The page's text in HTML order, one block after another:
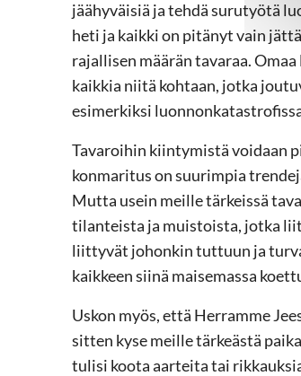
jäähyväisiä ja tehdä surutyötä
heti ja kaikki on pitänyt vain
rajallisen määrän tavaraa.
kaikkia niitä kohtaan, jotka
esimerkiksi
Tavaroihin kiintymistä voidaan
konmaritus on suurimpia
Mutta usein meille tärkeissä
tilanteista ja muistoista, jotka
liittyvät johonkin tuttuun ja
kaikkeen siinä maisemassa
Uskon myös, että Herramme
sitten kyse meille tärkeästä
tulisi koota aarteita tai